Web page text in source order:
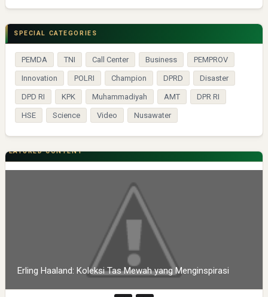
SPECIAL CATEGORIES
PEMDA TNI Call Center Business PEMPROV
Innovation POLRI Champion DPRD Disaster
DPD RI KPK Muhammadiyah AMT DPR RI
HSE Science Video Nusawater
FEATURED CONTENT
Erling Haaland: Koleksi Tas Mewah yang Menginspirasi